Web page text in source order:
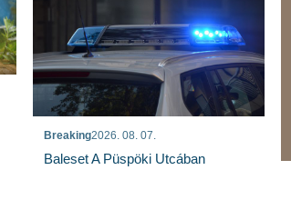
Breaking2026. 08. 07.
Baleset A Püspöki Utcában